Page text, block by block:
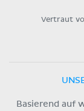
Vertraut
Basierend auf